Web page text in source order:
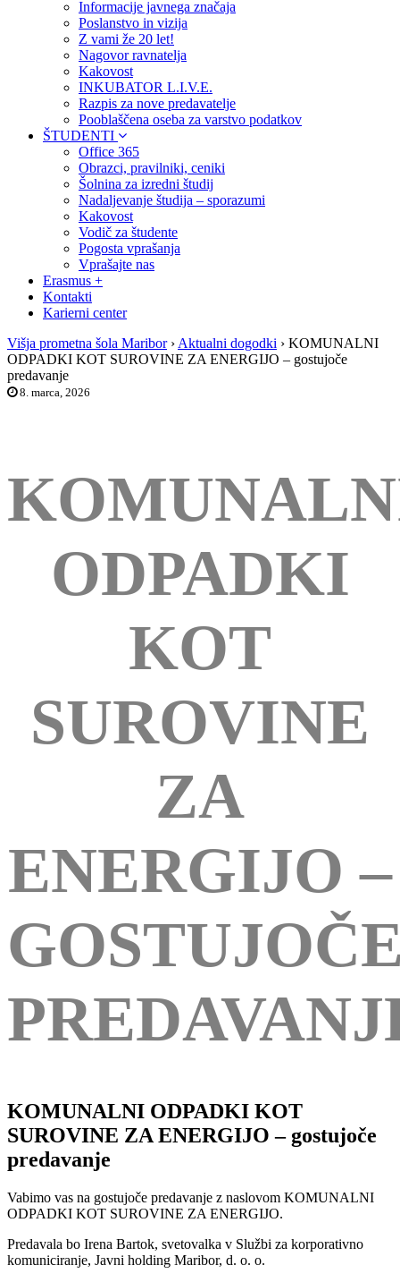
Informacije javnega značaja
Poslanstvo in vizija
Z vami že 20 let!
Nagovor ravnatelja
Kakovost
INKUBATOR L.I.V.E.
Razpis za nove predavatelje
Pooblaščena oseba za varstvo podatkov
ŠTUDENTI
Office 365
Obrazci, pravilniki, ceniki
Šolnina za izredni študij
Nadaljevanje študija – sporazumi
Kakovost
Vodič za študente
Pogosta vprašanja
Vprašajte nas
Erasmus +
Kontakti
Karierni center
Višja prometna šola Maribor › Aktualni dogodki › KOMUNALNI
ODPADKI KOT SUROVINE ZA ENERGIJO – gostujoče
predavanje
8. marca, 2026
ODPADKI
KOT
SUROVINE
ZA
ENERGIJO –
KOMUNALNI ODPADKI KOT
SUROVINE ZA ENERGIJO – gostujoče
predavanje
Vabimo vas na gostujoče predavanje z naslovom KOMUNALNI
ODPADKI KOT SUROVINE ZA ENERGIJO.
Predavala bo Irena Bartok, svetovalka v Službi za korporativno
komuniciranje, Javni holding Maribor, d. o. o.